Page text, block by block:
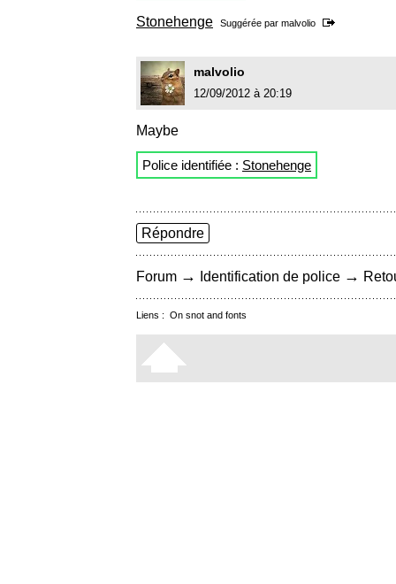
Stonehenge Suggérée par malvolio
malvolio
12/09/2012 à 20:19
Maybe
Police identifiée : Stonehenge
Répondre
Forum → Identification de police →
Liens : On snot and fonts